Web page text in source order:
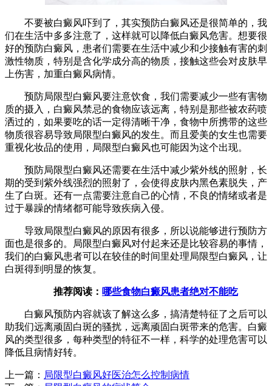
不要被白癜风吓到了，其实预防白癜风还是很简单的，我
们在生活中多多注意了，这样就可以降低白癜风危害。想要很
好的预防白癜风，患者们需要在生活中减少和少接触有害的刺
激性物质，特别是含化学成分高的物质，接触这些会对皮肤早
上伤害，加重白癜风病情。
预防局限型白癜风要注意饮食，我们需要减少一些有害物
质的摄入，白癜风禁忌的食物应该远离，特别是那些被农药喷
洒过的，如果要吃的话一定得清晰干净，食物中所携带的这些
物质很容易导致局限型白癜风的发生。而且爱美的女生也需要
重视化妆品的使用，局限型白癜风也可能因为这个出现。
预防局限型白癜风还需要在生活中减少紫外线的照射，长
期的受到紫外线强烈的照射了，会使得皮肤内黑色素脱失，产
生了白斑。还有一点需要注意自己的心情，不良的情绪或者是
过于暴躁的情绪都可能导致疾病入侵。
导致局限型白癜风的原因有很多，所以说能够进行预防方
面也是很多的。局限型白癜风对付起来还是比较容易的事情，
我们的白癜风患者可以在较佳的时间里处理局限型白癜风，让
白斑得到明显的恢复。
推荐阅读： 哪些食物白癜风患者绝对不能吃
白癜风预防内容就该了解这么多，搞清楚特征了之后可以
助我们远离顽固白斑的骚扰，远离顽固白斑带来的危害。白癜
风的类型很多，每种类型的特征不一样，科学的处理危害可以
降低且病情好转。
上一篇： 局限型白癜风好医治怎么控制病情